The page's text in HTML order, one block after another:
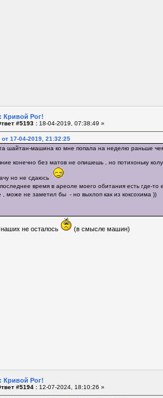
Кривой Рог!
#5193 : 18-04-2019, 07:38:49 »
17-04-2019, 21:32:25
шайтан-машина ко мне попала на неделю раньше
конечно без матов не опишешь , но потихоньку
но не сдаюсь
последнее время в ареоле моего обитания есть где-
, може не заметил бы - но выхлоп как из коксохима ))
наших не осталось (в смысле машин)
Кривой Рог!
#5194 : 12-07-2024, 18:10:26 »